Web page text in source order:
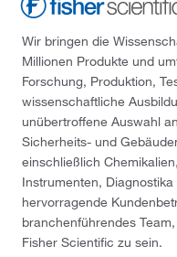
Wir bringen die
Millionen Produkte und
Forschung, Produktion,
wissenschaftliche
unübertroffene Auswahl
Sicherheits- und
einschließlich
Instrumenten,
hervorragende
branchenführendes
Fisher Scientific zu sein.